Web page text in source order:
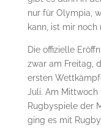
nur für Olympia,
kann, ist mir noch
Die offizielle
zwar am Freitag,
ersten
Juli. Am
Rugbyspiele der
ging es mit